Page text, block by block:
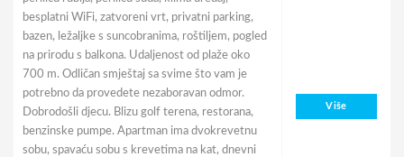
besplatni WiFi, zatvoreni vrt, privatni parking,
bazen, ležaljke s suncobranima, roštiljem, pogled
na prirodu s balkona. Udaljenost od plaže oko
700 m. Odličan smještaj sa svime što vam je
potrebno da provedete nezaboravan odmor.
Dobrodošli djecu. Blizu golf terena, restorana,
benzinske pumpe. Apartman ima dvokrevetnu
sobu, spavaću sobu s krevetima na kat, dnevni
Više